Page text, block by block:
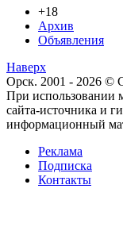
+18
Архив
Объявления
Наверх
Орск. 2001 - 2026 ©
При использовании
сайта-источника и
информационный
Реклама
Подписка
Контакты